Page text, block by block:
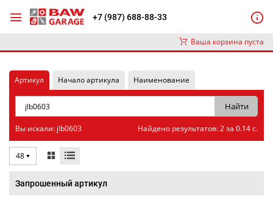
+7 (987) 688-88-33
Ваша корзина пуста
Артикул Начало артикула Наименование
Вы искали: jlb0603 Найдено результатов: 2 за 0.14 с.
48
Запрошенный артикул